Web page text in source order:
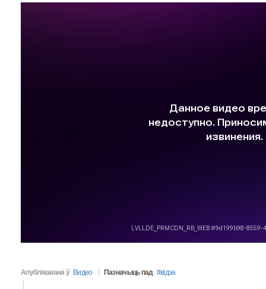
Апублікавана ў Видео Пазначыць пад вiдэа